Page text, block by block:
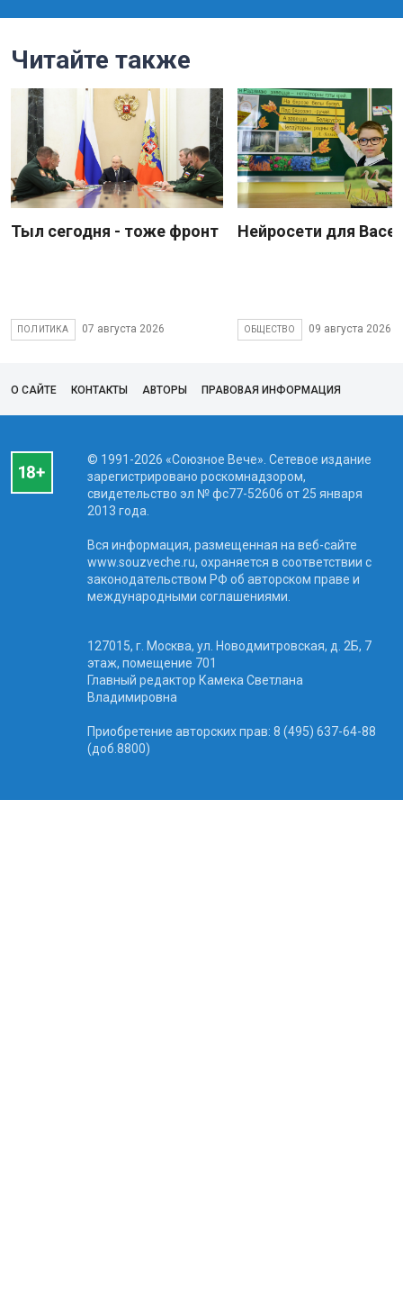
Читайте также
Тыл сегодня - тоже фронт
ПОЛИТИКА 07 августа 2026
Нейросети для
ОБЩЕСТВО 09 августа 2026
О САЙТЕ КОНТАКТЫ АВТОРЫ ПРАВОВАЯ ИНФОРМАЦИЯ
© 1991-2026 «Союзное Вече». Сетевое издание
зарегистрировано роскомнадзором,
свидетельство эл № фc77-52606 от 25 января
2013 года.
Вся информация, размещенная на веб-сайте
www.souzveche.ru, охраняется в соответствии с
законодательством РФ об авторском праве и
международными соглашениями.
127015, г. Москва, ул. Новодмитровская, д. 2Б, 7
этаж, помещение 701
Главный редактор Камека Светлана
Владимировна
Приобретение авторских прав: 8 (495) 637-64-88
(доб.8800)